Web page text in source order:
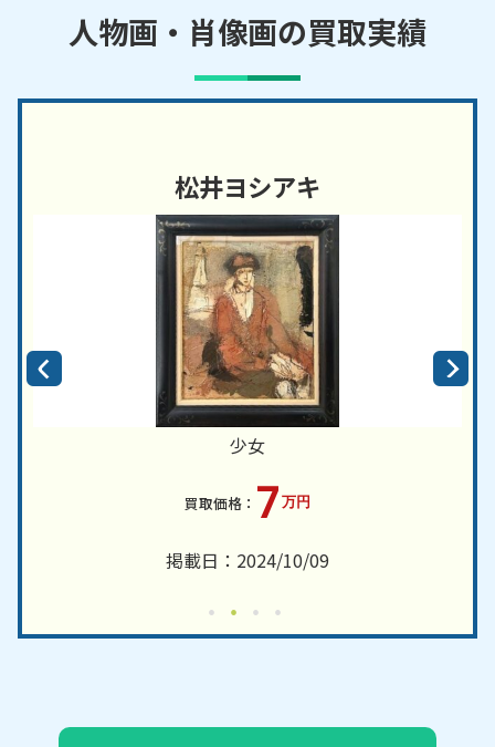
人物画・肖像画の買取実績
松井ヨシアキ
少女
7万円
掲載日：2024/10/09